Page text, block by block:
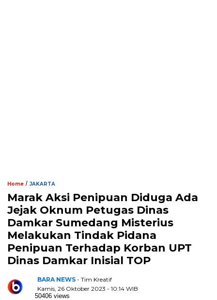
Home / JAKARTA
Marak Aksi Penipuan Diduga Ada
Jejak Oknum Petugas Dinas
Damkar Sumedang Misterius
Melakukan Tindak Pidana
Penipuan Terhadap Korban UPT
Dinas Damkar Inisial TOP
BARA NEWS - Tim Kreatif
Kamis, 26 Oktober 2023 - 10:14 WIB
50406 views